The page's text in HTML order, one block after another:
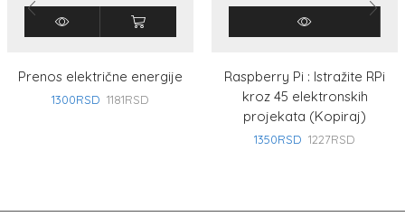
Prenos električne energije
1300RSD 1181RSD
Raspberry Pi : Istražite RPi
kroz 45 elektronskih
projekata (Kopiraj)
1350RSD 1227RSD